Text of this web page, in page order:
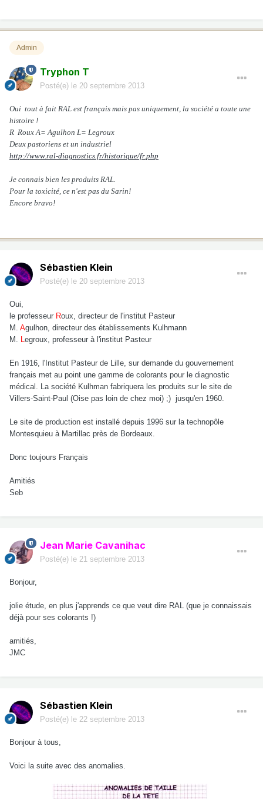
Admin
Tryphon T
Posté(e) le 20 septembre 2013
Oui tout à fait RAL est français mais pas uniquement, la société a toute une
histoire !
R Roux A= Agulhon L= Legroux
Deux pastoriens et un industriel
http://www.ral-diagnostics.fr/historique/fr.php
Je connais bien les produits RAL.
Pour la toxicité, ce n'est pas du Sarin!
Encore bravo!
Sébastien Klein
Posté(e) le 20 septembre 2013
Oui,
le professeur Roux, directeur de l'institut Pasteur
M. Agulhon, directeur des établissements Kulhmann
M.
egroux, professeur à l'institut Pasteur
En 1916, l'Institut Pasteur de Lille, sur demande du gouvernement
français met au point une gamme de colorants pour le diagnostic
médical. La société Kulhman fabriquera les produits sur le site de
Villers-Saint-Paul (Oise pas loin de chez moi) ;) jusqu'en 1960.
Le site de production est installé depuis 1996 sur la technopôle
Montesquieu à Martillac près de Bordeaux.
Donc toujours Français
Amitiés
Seb
Jean Marie Cavanihac
Posté(e) le 21 septembre 2013
Bonjour,
jolie étude, en plus j'apprends ce que veut dire RAL (que je connaissais
déjà pour ses colorants !)
amitiés,
JMC
Sébastien Klein
Posté(e) le 22 septembre 2013
Bonjour à tous,
Voici la suite avec des anomalies.